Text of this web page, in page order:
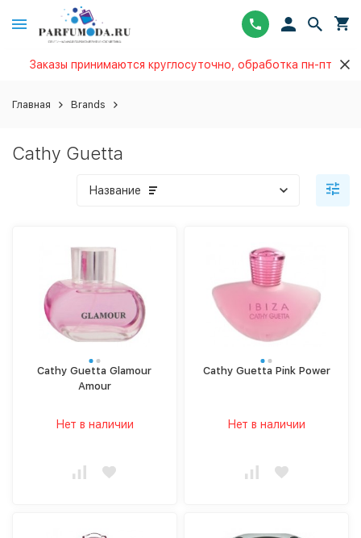
Заказы принимаются круглосуточно, обработка пн-пт
Главная Brands
Cathy Guetta
Название
Cathy Guetta Glamour
Amour
Нет в наличии
Cathy Guetta Pink Power
Нет в наличии